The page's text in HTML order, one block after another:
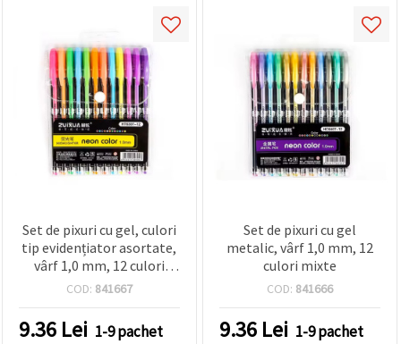
Set de pixuri cu gel, culori
tip evidențiator asortate,
vârf 1,0 mm, 12 culori
vibrante
COD: 841667
9.36 Lei 1-9 pachet
Set de pixuri cu gel
metalic, vârf 1,0 mm, 12
culori mixte
COD: 841666
9.36 Lei 1-9 pachet